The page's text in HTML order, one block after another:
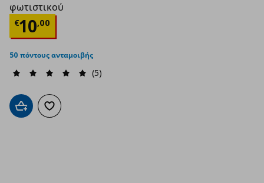
φωτιστικού
€10,00
Τρέχουσα τιμή
50 πόντους ανταμοιβής
(5)
Προσθήκη στο καλάθι
Προσθήκη στα αγαπημένα